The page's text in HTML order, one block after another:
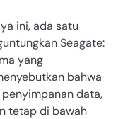
ini, ada satu
Seagate:
yang
bahwa
data,
tetap di bawah